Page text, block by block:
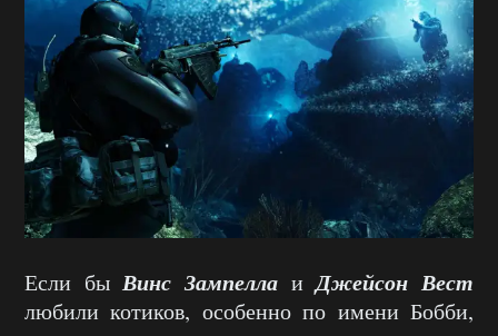
Если быВинс Зампелла иДжейсон Вест
любили котиков, особенно по имени Бобби,